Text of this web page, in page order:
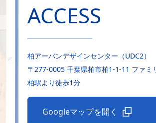
ACCESS
柏アーバンデザインセンター（UDC2）
〒277-0005 千葉県柏市柏1-1-11 ファミ
柏駅より徒歩1分
Googleマップを開く